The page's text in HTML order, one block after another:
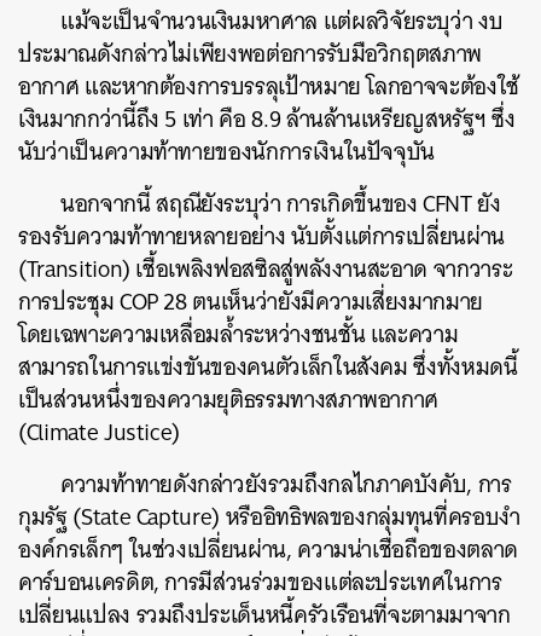
แม้จะเป็นจำนวนเงินมหาศาล แต่ผลวิจัยระบุว่า งบ
ประมาณดังกล่าวไม่เพียงพอต่อการรับมือวิกฤตสภาพ
อากาศ และหากต้องการบรรลุเป้าหมาย โลกอาจจะต้องใช้
เงินมากกว่านี้ถึง 5 เท่า คือ 8.9 ล้านล้านเหรียญสหรัฐฯ ซึ่ง
นับว่าเป็นความท้าทายของนักการเงินในปัจจุบัน
นอกจากนี้ สฤณียังระบุว่า การเกิดขึ้นของ CFNT ยัง
รองรับความท้าทายหลายอย่าง นับตั้งแต่การเปลี่ยนผ่าน
(Transition) เชื้อเพลิงฟอสซิลสู่พลังงานสะอาด จากวาระ
การประชุม COP 28 ตนเห็นว่ายังมีความเสี่ยงมากมาย
โดยเฉพาะความเหลื่อมล้ำระหว่างชนชั้น และความ
สามารถในการแข่งขันของคนตัวเล็กในสังคม ซึ่งทั้งหมดนี้
เป็นส่วนหนึ่งของความยุติธรรมทางสภาพอากาศ
(Climate Justice)
ความท้าทายดังกล่าวยังรวมถึงกลไกภาคบังคับ, การ
กุมรัฐ (State Capture) หรืออิทธิพลของกลุ่มทุนที่ครอบงำ
องค์กรเล็กๆ ในช่วงเปลี่ยนผ่าน, ความน่าเชื่อถือของตลาด
คาร์บอนเครดิต, การมีส่วนร่วมของแต่ละประเทศในการ
เปลี่ยนแปลง รวมถึงประเด็นหนี้ครัวเรือนที่จะตามมาจาก